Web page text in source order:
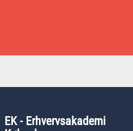
EK - Erhvervsakademi